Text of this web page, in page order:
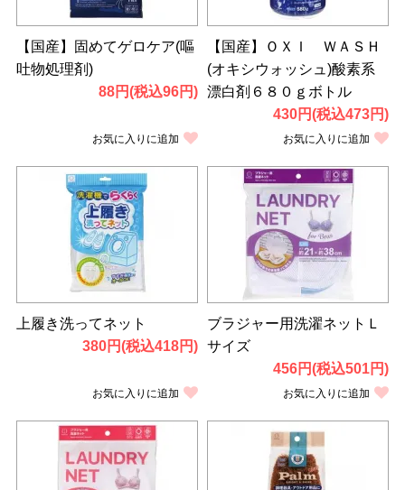
【国産】固めてゲロケア(嘔
吐物処理剤)
88円(税込96円)
お気に入りに追加
【国産】ＯＸＩ ＷＡＳＨ
(オキシウォッシュ)酸素系
漂白剤６８０ｇボトル
430円(税込473円)
お気に入りに追加
上履き洗ってネット
380円(税込418円)
お気に入りに追加
ブラジャー用洗濯ネットＬ
サイズ
456円(税込501円)
お気に入りに追加